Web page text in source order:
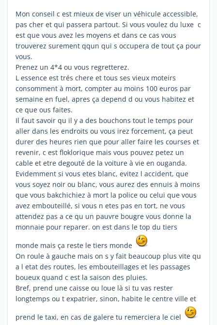
Mon conseil c est mieux de viser un véhicule accessible,
pas cher et qui passera partout. Si vous voulez du luxe c
est que vous avez les moyens et dans ce cas vous
trouverez surement qqun qui s occupera de tout ça pour
vous.
Prenez un 4*4 ou vous regretterez.
L essence est trés chere et tous ses vieux moteirs
consomment à mort, compter au moins 100 euros par
semaine en fuel, apres ça depend d ou vous habitez et
ce que ous faites.
Il faut savoir qu il y a des bouchons tout le temps pour
aller dans les endroits ou vous irez forcement, ça peut
durer des heures rien que pour aller faire les courses et
revenir, c est floklorique mais vous pouvez petez un
cable et etre degouté de la voiture à vie en ouganda.
Evidemment si vous etes blanc, evitez l accident, que
vous soyez noir ou blanc, vous aurez des ennuis à moins
que vous bakchichiez à mort la police ou celui que vous
avez embouteillé, si vous n etes pas en tort, ne vous
attendez pas a ce qu un pauvre bougre vous donne la
monnaie pour reparer. on est dans le top du tiers
monde mais ça reste le tiers monde
On roule à gauche mais on s y fait beaucoup plus vite qu
a l etat des routes, les embouteillages et les passages
boueux quand c est la saison des pluies.
Bref, prend une caisse ou loue là si tu vas rester
longtemps ou t expatrier, sinon, habite le centre ville et
prend le taxi, en cas de galere tu remerciera le ciel